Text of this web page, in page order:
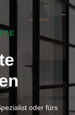
oder fürs